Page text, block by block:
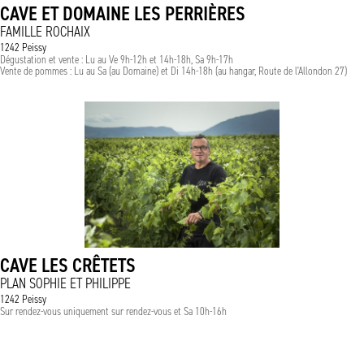
CAVE ET DOMAINE LES PERRIÈRES
FAMILLE ROCHAIX
1242 Peissy
Dégustation et vente : Lu au Ve 9h-12h et 14h-18h, Sa 9h-17h
Vente de pommes : Lu au Sa (au Domaine) et Di 14h-18h (au hangar, Route de l'Allondon 27)
CAVE LES CRÊTETS
PLAN SOPHIE ET PHILIPPE
1242 Peissy
Sur rendez-vous uniquement sur rendez-vous et Sa 10h-16h